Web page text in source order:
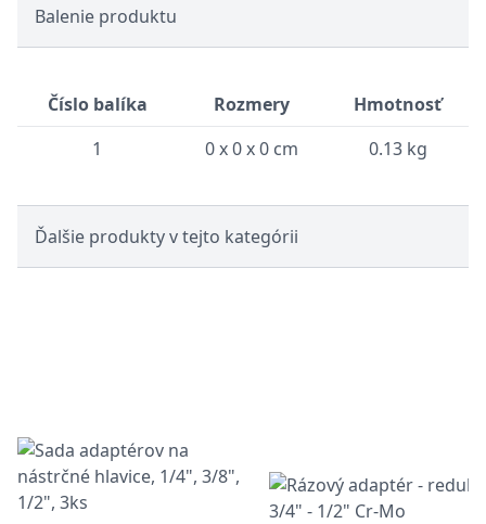
Balenie produktu
Číslo balíka Rozmery
Hmotnosť
1
0 x 0 x 0 cm 0.13 kg
Ďalšie produkty v tejto kategórii